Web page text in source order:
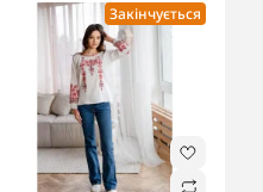
Закінчується